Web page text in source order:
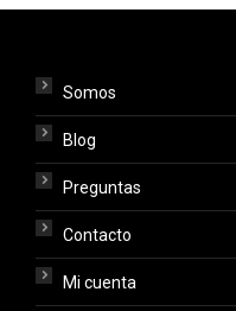
Somos
Blog
Preguntas
Contacto
Mi cuenta